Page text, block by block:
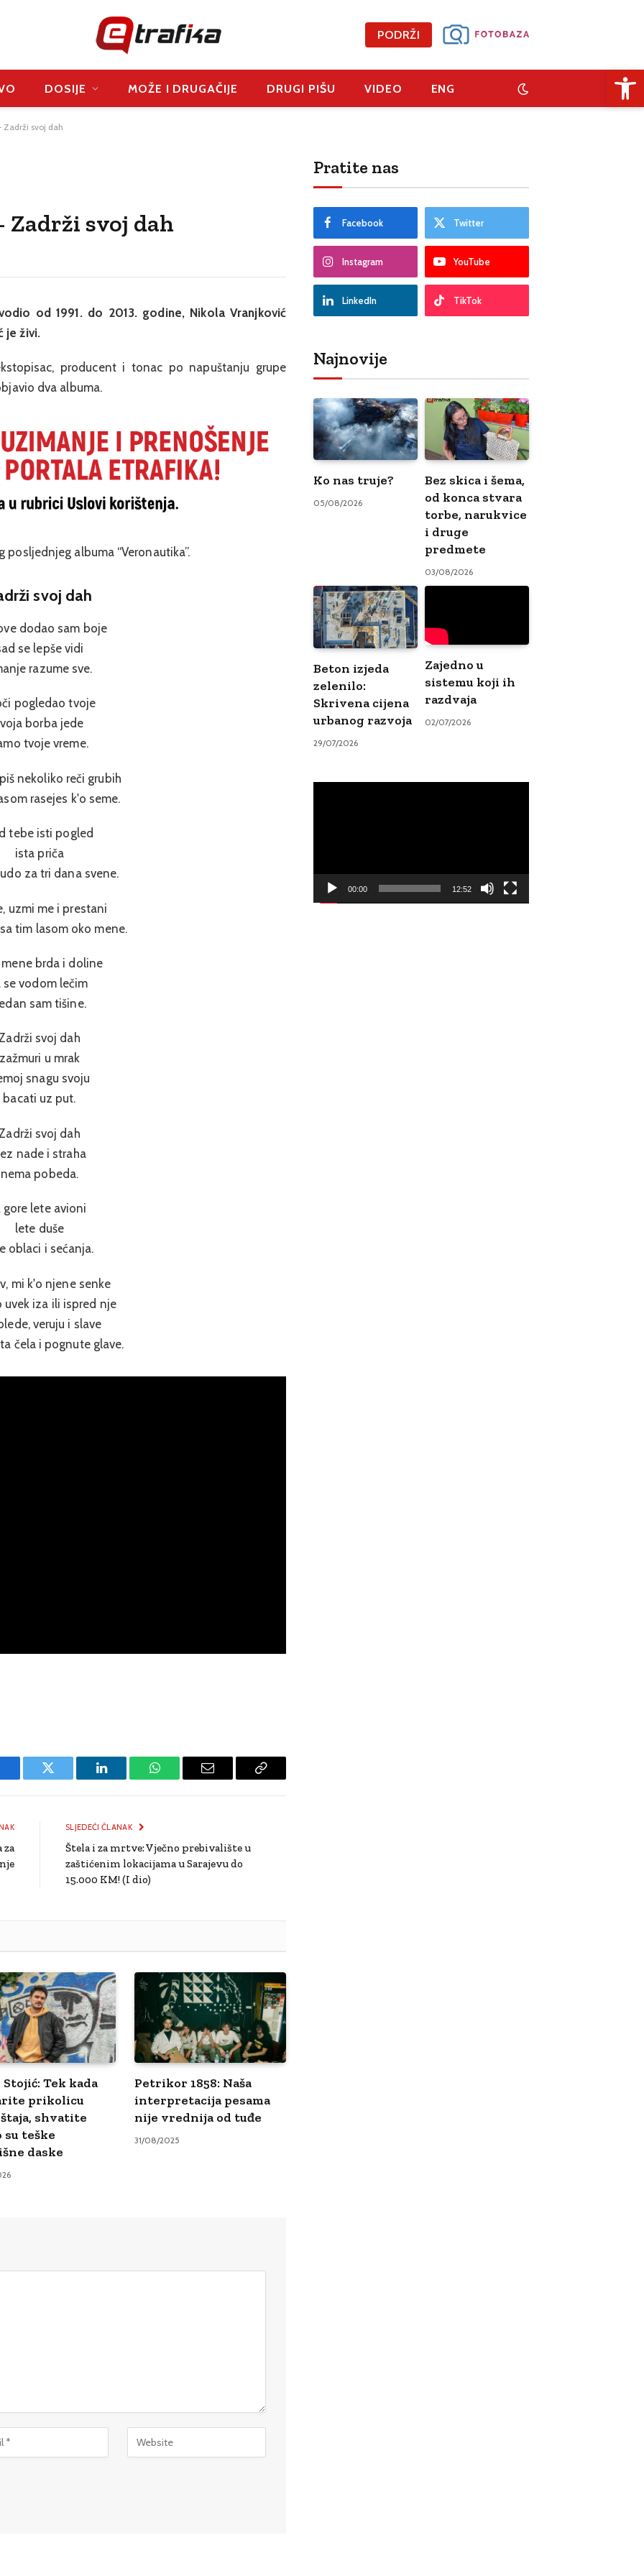
PODRŽI
DOSIJE MOŽE I DRUGAČIJE DRUGI PIŠU VIDEO ENG
Zadrži svoj dah
svoj dah
od 1991. do 2013. godine, Nikola Vranjković
je živi.
producent i tonac po napuštanju grupe
dva albuma.
posljednjeg albuma “Veronautika”.
svoj dah
dodao sam boje
se lepše vidi
razume sve.
pogledao tvoje
borba jede
tvoje vreme.
nekoliko reči grubih
rasejes k'o seme.
tebe isti pogled
ista priča
za tri dana svene.
uzmi me i prestani
tim lasom oko mene.
brda i doline
se vodom lečim
sam tišine.
svoj dah
zažmuri u mrak
snagu svoju
bacati uz put.
Zadrži svoj dah
nade i straha
nema pobeda.
gore lete avioni
lete duše
oblaci i sećanja.
mi k'o njene senke
uvek iza ili ispred nje
veruju i slave
čela i pognute glave.
Twitter LinkedIn WhatsAppEmail
Copy
za
SLJEDEĆI ČLANAK
Štela i za mrtve: Vječno prebivalište u
zaštićenim lokacijama u Sarajevu do
15.000 KM! (I dio)
Tek kada
prikolicu
shvatite
teške
daske
Petrikor 1858: Naša
interpretacija pesama
nije vrednija od tuđe
31/08/2025
Pratite nas
Facebook Twitter
Instagram YouTube
LinkedIn TikTok
Najnovije
Ko nas truje?
05/08/2026
Bez skica i šema,
od konca stvara
torbe, narukvice
i druge
predmete
03/08/2026
Beton izjeda
zelenilo:
Skrivena cijena
urbanog razvoja
29/07/2026
Zajedno u
sistemu koji ih
razdvaja
02/07/2026
00:00 12:52